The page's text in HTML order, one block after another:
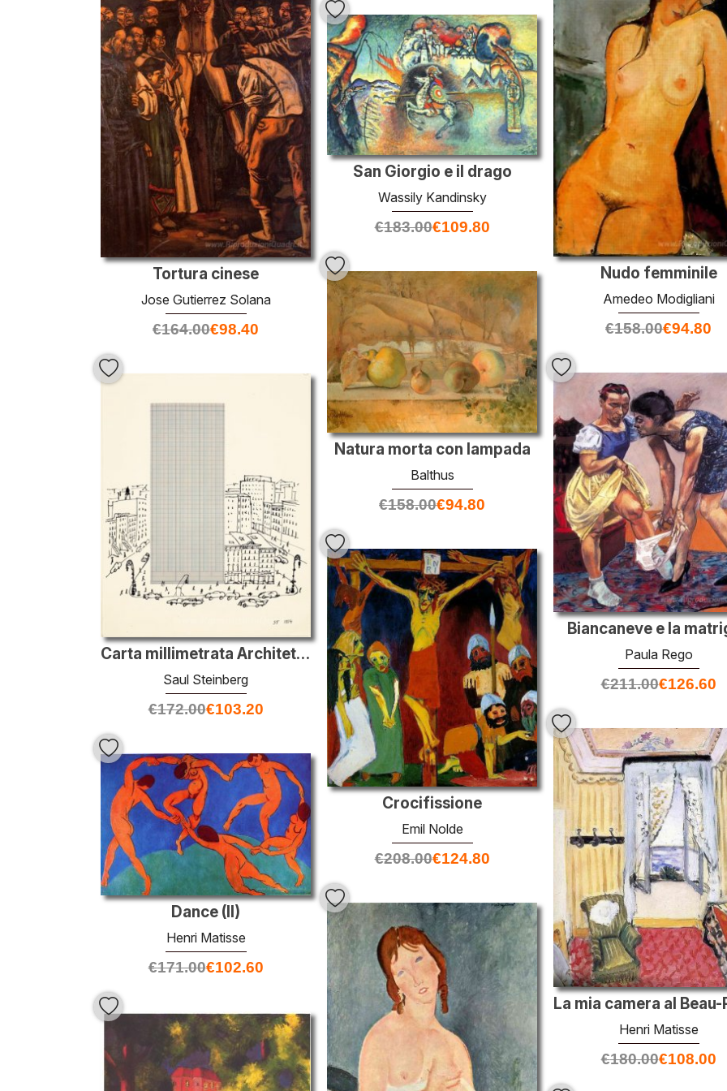
Nudo femminile
Amedeo Modigliani
€158.00€94.80
Tortura cinese
Jose Gutierrez Solana
€164.00€98.40
San Giorgio e il drago
Wassily Kandinsky
€183.00€109.80
Natura morta con lampada
Balthus
€158.00€94.80
Biancaneve e la
Paula Rego
€211.00€126.60
Carta millimetrata Architettura
Saul Steinberg
€172.00€103.20
Crocifissione
Emil Nolde
€208.00€124.80
Henri Matisse
€180.00€108.00
Dance (II)
Henri Matisse
€171.00€102.60